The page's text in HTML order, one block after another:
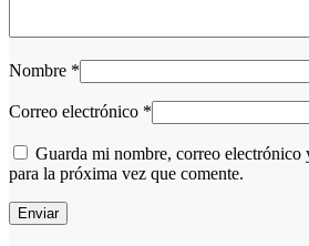
Nombre *
Correo electrónico *
Guarda mi nombre, correo electrónico
para la próxima vez que comente.